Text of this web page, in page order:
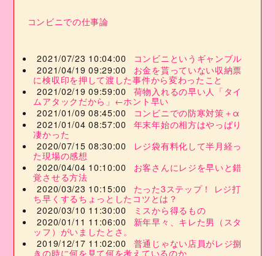
コンビニでの仕事論
2021/07/23 10:04:00
コンビニというギャンブル
2021/04/19 09:29:00
お金を貰っていない収納票
に検収印を押して渡した事件から変わったこと
2021/02/19 09:59:00
荷物入れるの早い人「タイ
ムアタックだから」←ホント早い
2021/01/09 08:45:00
コンビニでの防寒対策＋α
2021/01/04 08:57:00
年末年始の相方はやっぱり
凄かった
2020/07/15 08:30:00
レジ袋有料化して半月経っ
た現場の感想
2020/04/04 10:10:00
お客さんにレジを早いと錯
覚させる方法
2020/03/23 10:15:00
たった3ステップ！ レジ打
ち早くするちょっとしたコツとは？
2020/03/10 11:30:00
ミスから得るもの
2020/01/11 11:06:00
新年早々、キレた男（スタ
ッフ）がいましたとさ。
2019/12/17 11:02:00
普通じゃない店員がレジ捌
きの時に何を見て何を考えているのか